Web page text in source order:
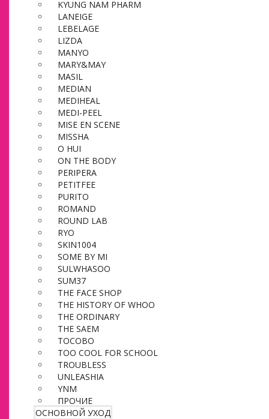
KYUNG NAM PHARM
LANEIGE
LEBELAGE
LIZDA
MANYO
MARY&MAY
MASIL
MEDIAN
MEDIHEAL
MEDI-PEEL
MISE EN SCENE
MISSHA
O HUI
ON THE BODY
PERIPERA
PETITFEE
PURITO
ROMAND
ROUND LAB
RYO
SKIN1004
SOME BY MI
SULWHASOO
SUM37
THE FACE SHOP
THE HISTORY OF WHOO
THE ORDINARY
THE SAEM
TOCOBO
TOO COOL FOR SCHOOL
TROUBLESS
UNLEASHIA
YNM
ПРОЧИЕ
ОСНОВНОЙ УХОД